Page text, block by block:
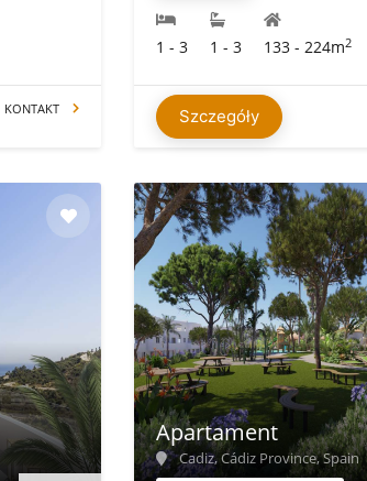
KONTAKT
1 - 3 1 - 3 133 - 224m2
Szczegóły
Apartament
Cadiz, Cádiz Province, Spain